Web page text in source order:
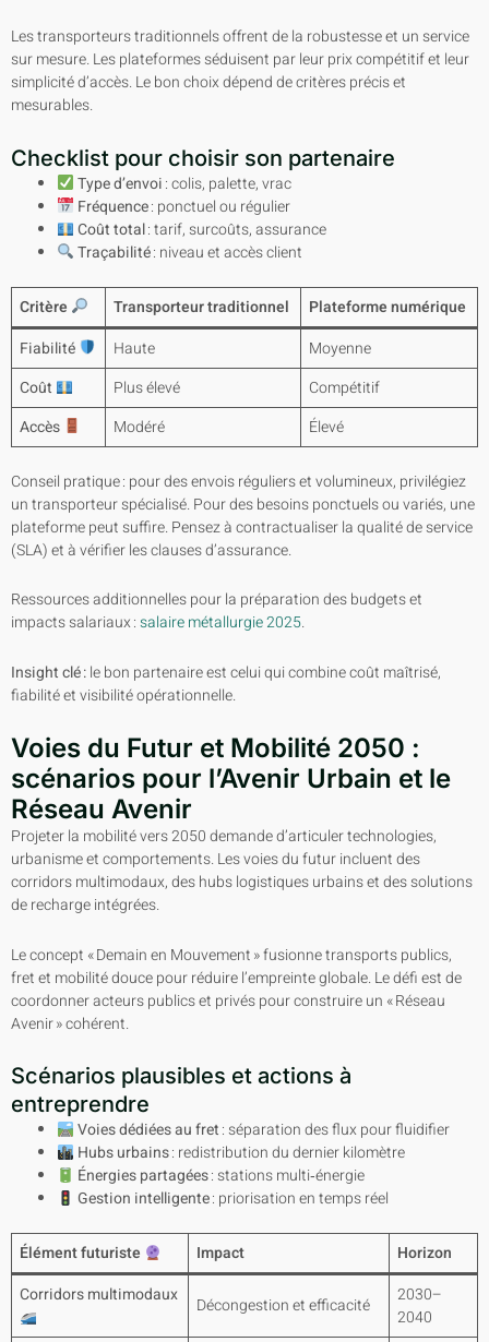
Les transporteurs traditionnels offrent de la robustesse et un service
sur mesure. Les plateformes séduisent par leur prix compétitif et leur
simplicité d’accès. Le bon choix dépend de critères précis et
mesurables.
Checklist pour choisir son partenaire
Type d’envoi: colis, palette, vrac
Fréquence: ponctuel ou régulier
Coût total: tarif, surcoûts, assurance
Traçabilité: niveau et accès client
Critère Transporteur traditionnel
Plateforme numérique
Fiabilité
Haute
Moyenne
Coût
Plus élevé
Compétitif
Accès
Modéré Élevé
Conseil pratique : pour des envois réguliers et volumineux, privilégiez
un transporteur spécialisé. Pour des besoins ponctuels ou variés, une
plateforme peut suffire. Pensez à contractualiser la qualité de service
(SLA) et à vérifier les clauses d’assurance.
Ressources additionnelles pour la préparation des budgets et
impacts salariaux :salaire métallurgie 2025.
Insight clé :le bon partenaire est celui qui combine coût maîtrisé,
fiabilité et visibilité opérationnelle.
Voies du Futur et Mobilité 2050 :
scénarios pour l’Avenir Urbain et le
Réseau Avenir
Projeter la mobilité vers 2050 demande d’articuler technologies,
urbanisme et comportements. Les voies du futur incluent des
corridors multimodaux, des hubs logistiques urbains et des solutions
de recharge intégrées.
Le concept « Demain en Mouvement » fusionne transports publics,
fret et mobilité douce pour réduire l’empreinte globale. Le défi est de
coordonner acteurs publics et privés pour construire un « Réseau
Avenir » cohérent.
Scénarios plausibles et actions à
entreprendre
Voies dédiées au fret: séparation des flux pour fluidifier
Hubs urbains: redistribution du dernier kilomètre
Énergies partagées: stations multi‑énergie
Gestion intelligente: priorisation en temps réel
Élément futuriste Impact
Horizon
Corridors multimodaux
Décongestion et efficacité
2030–
2040